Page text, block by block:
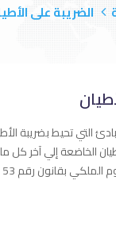
الضريبة على
التي تحيط بضريبة
الخاضعة إلي آخر كل